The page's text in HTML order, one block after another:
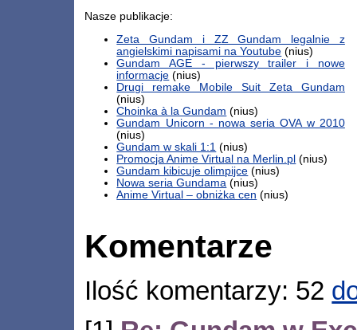
Nasze publikacje:
Zeta Gundam i ZZ Gundam legalnie z
angielskimi napisami na Youtube (nius)
Gundam AGE - pierwszy trailer i nowe
informacje (nius)
Drugi remake Mobile Suit Zeta Gundam
(nius)
Choinka à la Gundam (nius)
Gundam Unicorn - nowa seria OVA w 2010
(nius)
Gundam w skali 1:1 (nius)
Promocja Anime Virtual na Merlin.pl (nius)
Gundam kibicuje olimpijce (nius)
Nowa seria Gundama (nius)
Anime Virtual – obniżka cen (nius)
Komentarze
Ilość komentarzy: 52